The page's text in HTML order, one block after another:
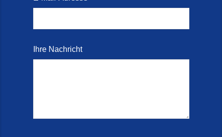
Ihre Nachricht